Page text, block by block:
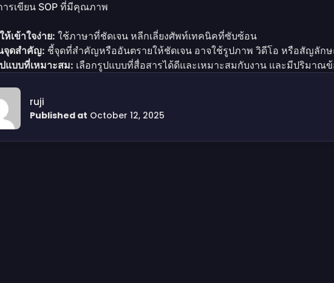
ารเขียน SOP ที่มีคุณภาพ
ห้เข้าใจง่าย: ใช้ภาษาที่ชัดเจน หลีกเลี่ยงศัพท์เทคนิคที่ซับซ้อน
จุดสำคัญ: ชี้จุดที่สำคัญหรืออันตรายให้ชัดเจน อาจใช้รูปภาพ วิดีโอ หรือสัญลัก
แบบที่เหมาะสม: เลือกรูปแบบที่สื่อสารได้ดีและเหมาะสมกับงาน และมีปริมาณ
ruji
Published at October 12, 2025